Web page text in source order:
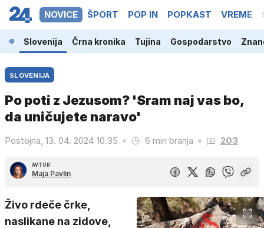
NOVICE ŠPORT POP IN POPKAST VREME
Slovenija Črna kronika Tujina Gospodarstvo
SLOVENIJA
Po poti z Jezusom? 'Sram naj vas bo,
da uničujete naravo'
Postojna, 13. 04. 2024 10.35 6 min branja 203
AVTOR:
Maja Pavlin
Živo rdeče črke,
naslikane na zidove,